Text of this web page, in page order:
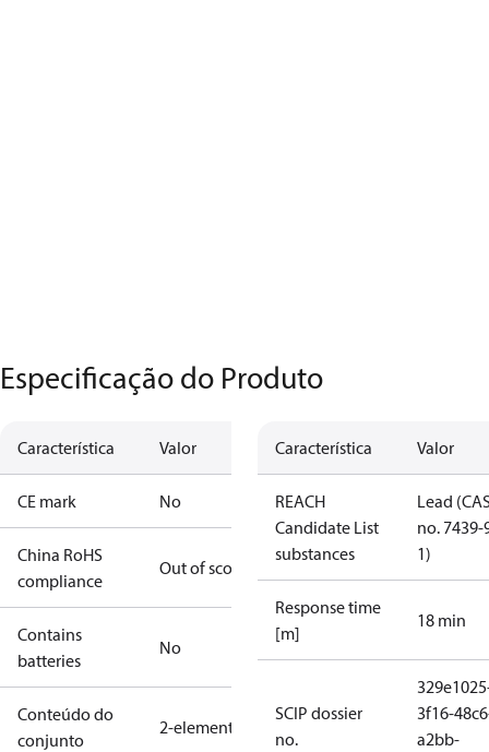
Especificação do Produto
Característica Valor
CE mark No
China RoHS
compliance
Out of scope
Contains
batteries
No
Conteúdo do
conjunto
2-elements
Característica Valor
REACH
Candidate List
substances
Lead
no. 7439-
1)
Response time
[m]
18 min
SCIP dossier
no.
3f16-
a2bb-